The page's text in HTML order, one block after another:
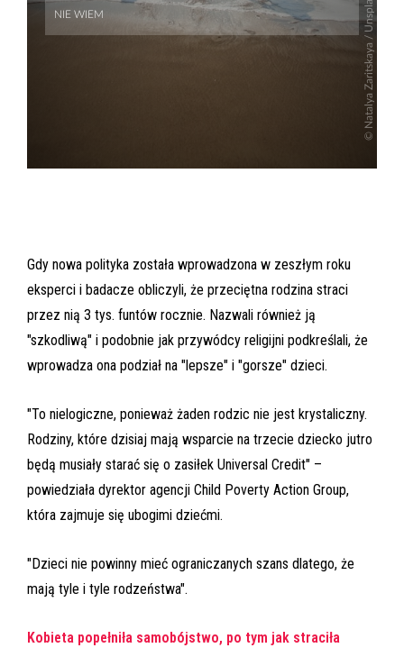
Gdy nowa polityka została wprowadzona w zeszłym roku
eksperci i badacze obliczyli, że przeciętna rodzina straci
przez nią 3 tys. funtów rocznie. Nazwali również ją
"szkodliwą" i podobnie jak przywódcy religijni podkreślali, że
wprowadza ona podział na "lepsze" i "gorsze" dzieci.
"To nielogiczne, ponieważ żaden rodzic nie jest krystaliczny.
Rodziny, które dzisiaj mają wsparcie na trzecie dziecko jutro
będą musiały starać się o zasiłek Universal Credit" –
powiedziała dyrektor agencji Child Poverty Action Group,
która zajmuje się ubogimi dziećmi.
"Dzieci nie powinny mieć ograniczanych szans dlatego, że
mają tyle i tyle rodzeństwa".
Kobieta popełniła samobójstwo, po tym jak straciła